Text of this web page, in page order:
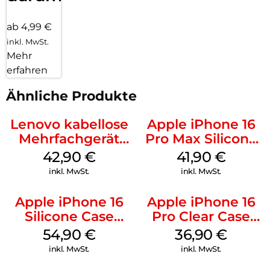
ab 4,99 €
inkl. MwSt.
Mehr
erfahren
Ähnliche Produkte
Lenovo kabellose
Mehrfachgerät
Luna Grey
42,90 €
inkl. MwSt.
Apple iPhone 16
Pro Max Silicone
Case MagSafe
Ultramarine
41,90 €
inkl. MwSt.
Apple iPhone 16
Silicone Case
MagSafe Black
54,90 €
inkl. MwSt.
Apple iPhone 16
Pro Clear Case
MagSafe
Transparent
36,90€
inkl. MwSt.